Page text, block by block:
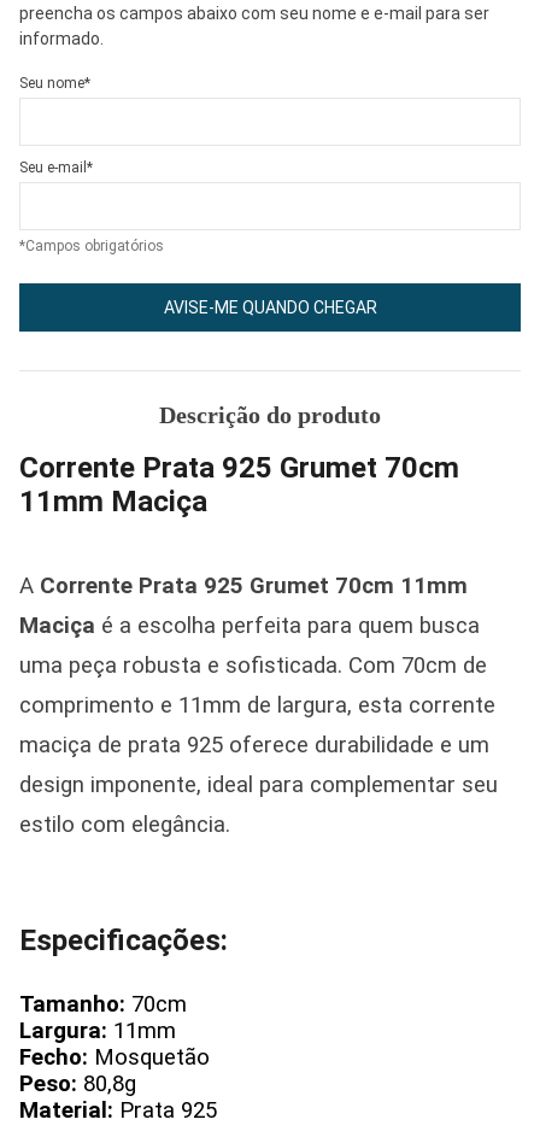
preencha os campos abaixo com seu nome e e-mail para ser
informado.
Seu nome*
Seu e-mail*
*Campos obrigatórios
AVISE-ME QUANDO CHEGAR
Descrição do produto
Corrente Prata 925 Grumet 70cm
11mm Maciça
A Corrente Prata 925 Grumet 70cm 11mm
Maciça é a escolha perfeita para quem busca
uma peça robusta e sofisticada. Com 70cm de
comprimento e 11mm de largura, esta corrente
maciça de prata 925 oferece durabilidade e um
design imponente, ideal para complementar seu
estilo com elegância.
Especificações:
Tamanho: 70cm
Largura: 11mm
Fecho: Mosquetão
Peso: 80,8g
Material: Prata 925